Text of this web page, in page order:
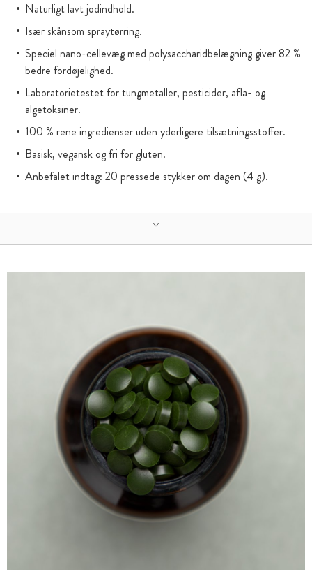
Naturligt lavt jodindhold.
Især skånsom spraytørring.
Speciel nano-cellevæg med polysaccharidbelægning giver 82 %
bedre fordøjelighed.
Laboratorietestet for tungmetaller, pesticider, afla- og
algetoksiner.
100 % rene ingredienser uden yderligere tilsætningsstoffer.
Basisk, vegansk og fri for gluten.
Anbefalet indtag: 20 pressede stykker om dagen (4 g).